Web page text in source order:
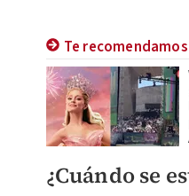
Te recomendamos
¿Cuándo se